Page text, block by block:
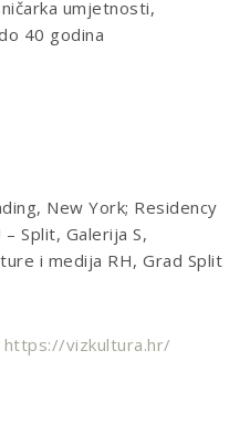
umjetnosti,
40 godina
New York; Residency
Split, Galerija S,
i medija RH, Grad Split
https://vizkultura.hr/